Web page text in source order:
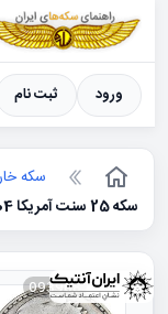
سکه ها ؛
ورود ثبت نام
سکه
سکه 25 سنت آمریکا 2004
093968